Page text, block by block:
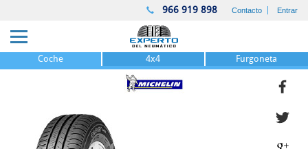
966 919 898 Contacto Entrar
Coche 4x4 Furgoneta